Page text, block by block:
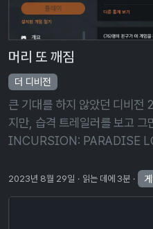
머리 또 깨짐
더 디비전
큰 기대를 하지 않았던 디비
지만, 습격 트레일러를 보고
INCURSION: PARADISE
2023년 8월 29일 읽는 데에 3분